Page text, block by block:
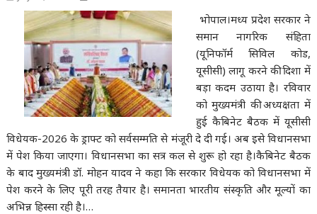
भोपाल।मध्य प्रदेश सरकार ने
समान नागरिक संहिता
(यूनिफॉर्म सिविल कोड,
यूसीसी) लागू करने की दिशा में
बड़ा कदम उठाया है। रविवार
को मुख्यमंत्री की अध्यक्षता में
हुई कैबिनेट बैठक में यूसीसी
विधेयक-2026 के ड्राफ्ट को सर्वसम्मति से मंजूरी दे दी गई। अब इसे विधानसभा
में पेश किया जाएगा। विधानसभा का सत्र कल से शुरू हो रहा है।कैबिनेट बैठक
के बाद मुख्यमंत्री डॉ. मोहन यादव ने कहा कि सरकार विधेयक को विधानसभा में
पेश करने के लिए पूरी तरह तैयार है। समानता भारतीय संस्कृति और मूल्यों का
अभिन्न हिस्सा रही है।…